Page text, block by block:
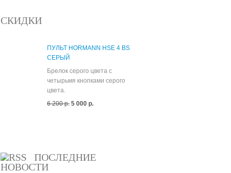
СКИДКИ
ПУЛЬТ HORMANN HSE 4 BS
СЕРЫЙ
Брелок серого цвета с
четырьмя кнопками серого
цвета.
6 200 р. 5 000 р.
ПОСЛЕДНИЕ
НОВОСТИ